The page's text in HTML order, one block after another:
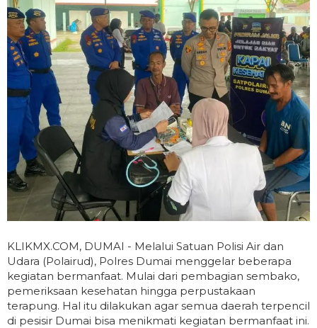
KLIKMX.COM, DUMAI - Melalui Satuan Polisi Air dan
Udara (Polairud), Polres Dumai menggelar beberapa
kegiatan bermanfaat. Mulai dari pembagian sembako,
pemeriksaan kesehatan hingga perpustakaan
terapung. Hal itu dilakukan agar semua daerah terpencil
di pesisir Dumai bisa menikmati kegiatan bermanfaat ini.